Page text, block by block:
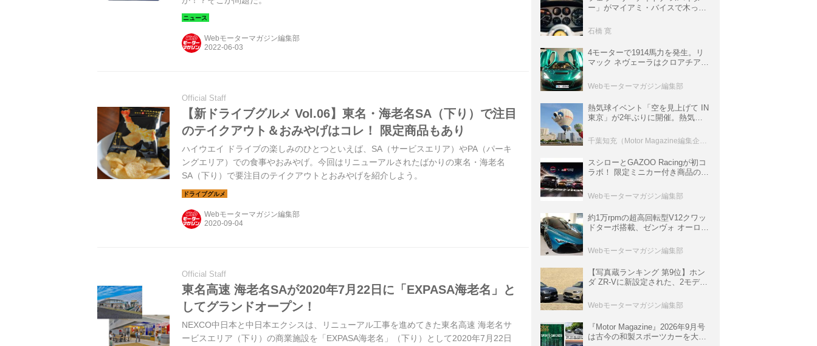
Webモーターマガジン編集部
Official Staff
【新ドライブグルメ Vol.06】東名・海老名SA（下り）で注目
のテイクアウト＆おみやげはコレ！ 限定商品もあり
ハイウエイ ドライブの楽しみのひとつといえば、SA（サービスエリア）やPA（パーキ
ングエリア）での食事やおみやげ。今回はリニューアルされたばかりの東名・海老名
SA（下り）で要注目のテイクアウトとおみやげを紹介しよう。
Webモーターマガジン編集部
Official Staff
東名高速 海老名SAが2020年7月22日に「EXPASA海老名」と
してグランドオープン！
NEXCO中日本と中日本エクシスは、リニューアル工事を進めてきた東名高速 海老名サ
ービスエリア（下り）の商業施設を「EXPASA海老名」（下り）として2020年7月22日
ー」がマイアミ・バイスで木っ端
サ」に化けた理由
石橋 寛
4モーターで1914馬力を発生。リ
マック ネヴェーラはクロアチア発
ロニクル・完全版／115】
Webモーターマガジン編集部
熱気球イベント「空を見上げて IN
東京」が2年ぶりに開催。熱気球
室などのコンテンツも
千葉知充（Motor Magazine編集企画室）
スシローとGAZOO Racingが初コ
ラボ！ 限定ミニカー付き商品の
ト体験があたる抽選企画などを展
開
Webモーターマガジン編集部
約1万rpmの超高回転型V12クワッ
ドターボ搭載、ゼンヴォ オーロラ
イパーカー【スーパーカークロニ
クル・完全版／116】
Webモーターマガジン編集部
【写真蔵ランキング 第9位】ホン
ダ ZR-Vに新設定された、2モデル
グ」と「ブラックスタイル」
Webモーターマガジン編集部
『Motor Magazine』2026年9月号
は古今の和製スポーツカーを大特